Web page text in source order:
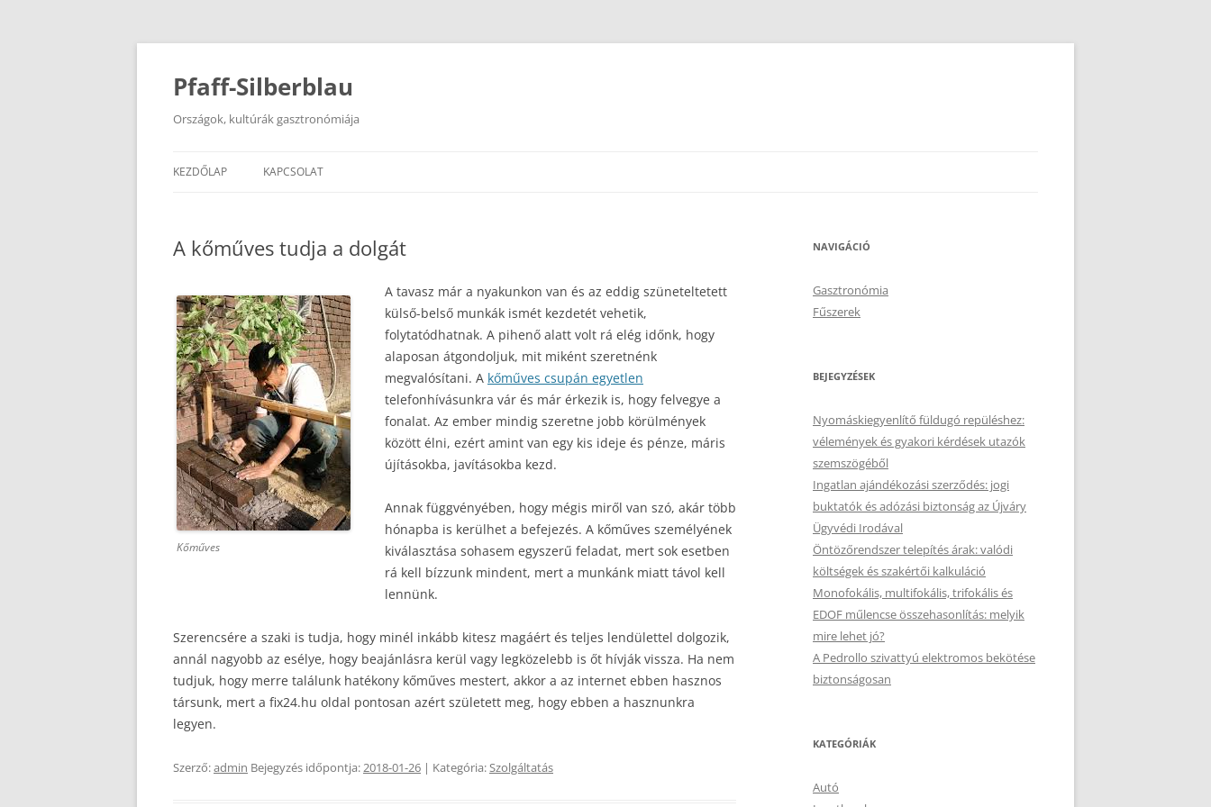
Kilépés
tartalomba
Pfaff-Silberblau
Országok, kultúrák gasztronómiája
KEZDŐLAP KAPCSOLAT
A kőműves tudja a dolgát
Kőműves
A tavasz már a nyakunkon van és az eddig szüneteltetett
külső-belső munkák ismét kezdetét vehetik,
folytatódhatnak. A pihenő alatt volt rá elég időnk, hogy
alaposan átgondoljuk, mit miként szeretnénk
megvalósítani. A kőműves csupán egyetlen
telefonhívásunkra vár és már érkezik is, hogy felvegye a
fonalat. Az ember mindig szeretne jobb körülmények
között élni, ezért amint van egy kis ideje és pénze, máris
újításokba, javításokba kezd.
Annak függvényében, hogy mégis miről van szó, akár több
hónapba is kerülhet a befejezés. A kőműves személyének
kiválasztása sohasem egyszerű feladat, mert sok esetben
rá kell bízzunk mindent, mert a munkánk miatt távol kell
lennünk.
Szerencsére a szaki is tudja, hogy minél inkább kitesz magáért és teljes lendülettel dolgozik,
annál nagyobb az esélye, hogy beajánlásra kerül vagy legközelebb is őt hívják vissza. Ha nem
tudjuk, hogy merre találunk hatékony kőműves mestert, akkor a az internet ebben hasznos
társunk, mert a fix24.hu oldal pontosan azért született meg, hogy ebben a hasznunkra
legyen.
Szerző:admin Bejegyzés időpontja:2018-01-26 | Kategória:Szolgáltatás
NAVIGÁCIÓ
Gasztronómia
Fűszerek
BEJEGYZÉSEK
Nyomáskiegyenlítő füldugó repüléshez:
vélemények és gyakori kérdések utazók
szemszögéből
Ingatlan ajándékozási szerződés: jogi
buktatók és adózási biztonság az Újváry
Ügyvédi Irodával
Öntözőrendszer telepítés árak: valódi
költségek és szakértői kalkuláció
Monofokális, multifokális, trifokális és
EDOF műlencse összehasonlítás: melyik
mire lehet jó?
A Pedrollo szivattyú elektromos bekötése
biztonságosan
KATEGÓRIÁK
Autó